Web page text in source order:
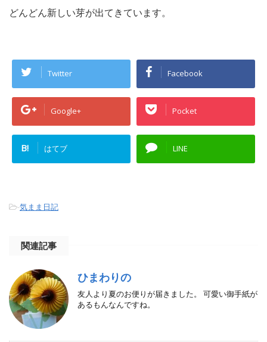
どんどん新しい芽が出てきています。
Twitter Facebook
Google+ Pocket
B! はてブ LINE
-気まま日記
関連記事
ひまわりの
友人より夏のお便りが届きました。 可愛い御手紙が
あるもんなんですね。